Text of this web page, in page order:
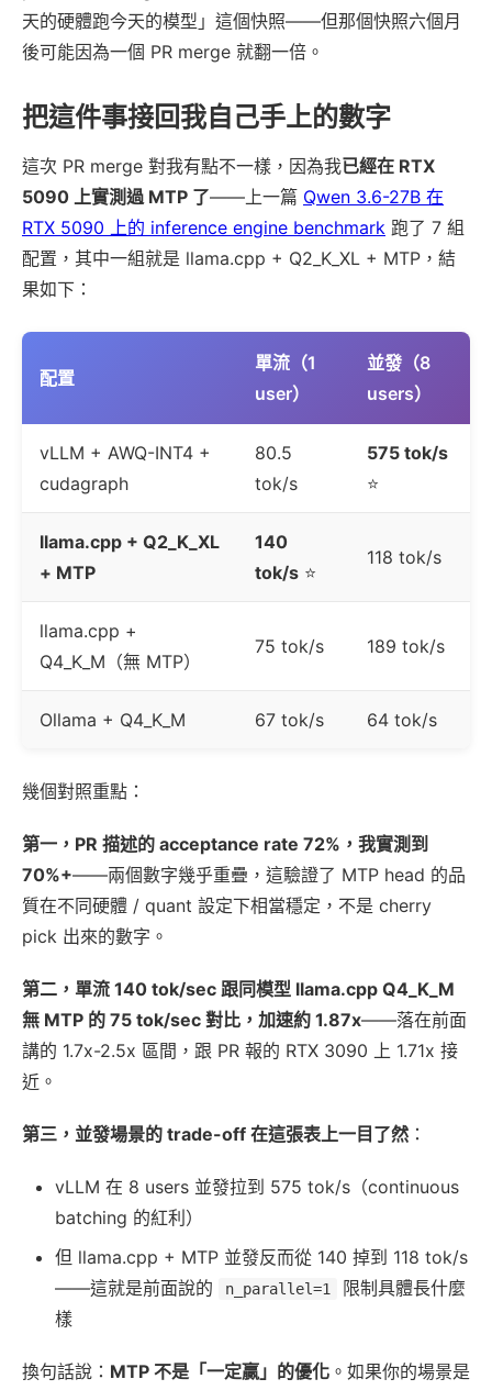
天的硬體跑今天的模型」這個快照——但那個快照六個月
後可能因為一個 PR merge 就翻一倍。
把這件事接回我自己手上的數字
這次 PR merge 對我有點不一樣，因為我已經在 RTX
5090 上實測過 MTP 了——上一篇 Qwen 3.6-27B 在
RTX 5090 上的 inference engine benchmark 跑了 7 組
配置，其中一組就是 llama.cpp + Q2_K_XL + MTP，結
果如下：
配置
單流（1
user）
並發（8
users）
vLLM + AWQ-INT4 +
cudagraph
80.5
tok/s
575 tok/s
⭐
llama.cpp + Q2_K_XL
+ MTP
140
tok/s ⭐
118 tok/s
llama.cpp +
Q4_K_M（無 MTP）
75 tok/s 189 tok/s
Ollama + Q4_K_M 67 tok/s 64 tok/s
幾個對照重點：
第一，PR 描述的 acceptance rate 72%，我實測到
70%+——兩個數字幾乎重疊，這驗證了 MTP head 的品
質在不同硬體 / quant 設定下相當穩定，不是 cherry
pick 出來的數字。
第二，單流 140 tok/sec 跟同模型 llama.cpp Q4_K_M
無 MTP 的 75 tok/sec 對比，加速約 1.87x——落在前面
講的 1.7x-2.5x 區間，跟 PR 報的 RTX 3090 上 1.71x 接
近。
第三，並發場景的 trade-off 在這張表上一目了然 ：
vLLM 在 8 users 並發拉到 575 tok/s（continuous
batching 的紅利）
但 llama.cpp + MTP 並發反而從 140 掉到 118 tok/s
——這就是前面說的
n_parallel=1
限制具體長什麼
樣
換句話說： MTP 不是「一定贏」的優化 。如果你的場景是